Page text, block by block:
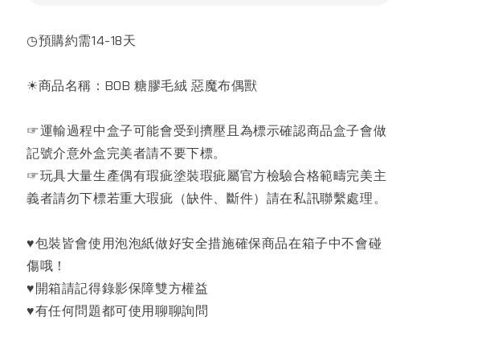
◷預購約需14-18天
☀商品名稱：BOB 糖膠毛絨 惡魔布偶獸
☞運輸過程中盒子可能會受到擠壓且為標示確認商品盒子會做
記號介意外盒完美者請不要下標。
☞玩具大量生產偶有瑕疵塗裝瑕疵屬官方檢驗合格範疇完美主
義者請勿下標若重大瑕疵（缺件、斷件）請在私訊聯繫處理。
♥包裝皆會使用泡泡紙做好安全措施確保商品在箱子中不會碰
傷哦！
♥開箱請記得錄影保障雙方權益
♥有任何問題都可使用聊聊詢問